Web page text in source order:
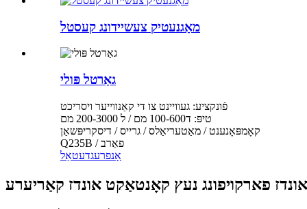
מאַגנעטיק צעשיידונג קעסטל
גאַרטל פּולי
פֿונקציע: געוויינט צו די קאַנווייער ויסריכט
טיפּ: ד100-600 מם / ל 200-3000 מם
קאָמפּאָנענט / מאַטעריאַלס / גרייס / דיסקריפּשאַן
Q235B / פאַרב
אָנפרעגדעטאַל
אונדז פארקויפונג נעץ קאָנטאַקט אונדז קאַריערע